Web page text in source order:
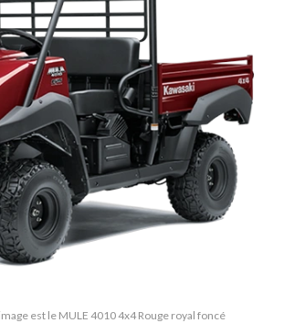
est le MULE 4010 4x4 Rouge royal foncé